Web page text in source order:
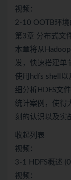
视频：
2-10 OOTB环境
第3章 分布式文
本章将从
发，快速搭建单
使用hdfs shell以
细分析HDFS文
统计案例，使得
刻的认识以及实
收起列表
视频：
3-1 HDFS概述
视频：